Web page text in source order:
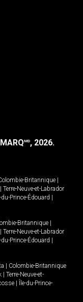
MD, 2026.
Britannique
Terre-Neuve-et-Labrador
du-Prince-Édouard
Britannique
Terre-Neuve-et-Labrador
du-Prince-Édouard
Colombie-Britannique
Terre-Neuve-et-
Île-du-Prince-